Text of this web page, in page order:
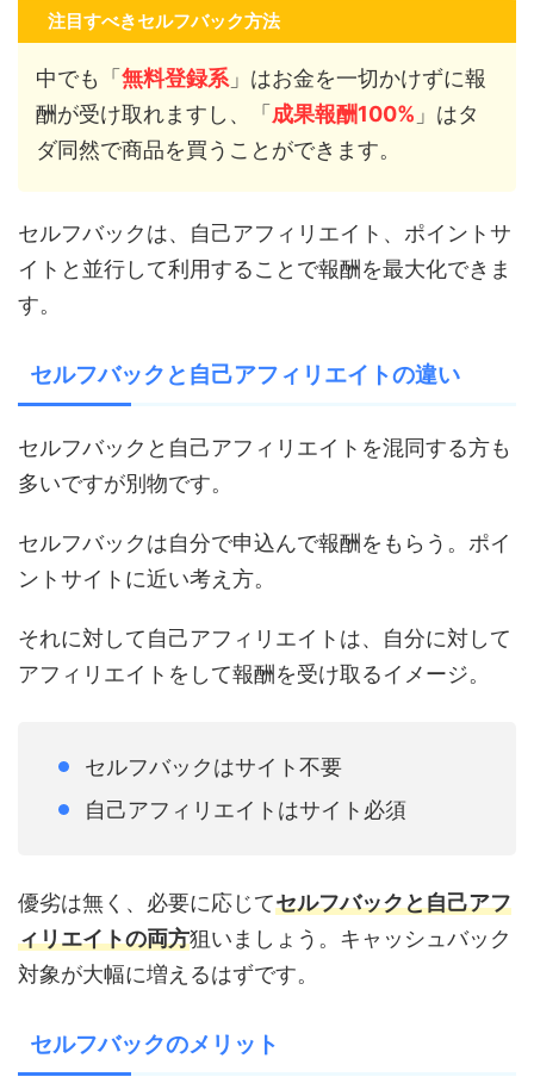
注目すべきセルフバック方法
中でも「無料登録系 」はお金を一切かけずに報
酬が受け取れますし、「成果報酬100% 」はタ
ダ同然で商品を買うことができます。
セルフバックは、自己アフィリエイト、ポイントサ
イトと並行して利用することで報酬を最大化できま
す。
セルフバックと自己アフィリエイトの違い
セルフバックと自己アフィリエイトを混同する方も
多いですが別物です。
セルフバックは自分で申込んで報酬をもらう。ポイ
ントサイトに近い考え方。
それに対して自己アフィリエイトは、自分に対して
アフィリエイトをして報酬を受け取るイメージ。
セルフバックはサイト不要
自己アフィリエイトはサイト必須
優劣は無く、必要に応じてセルフバックと自己アフ
ィリエイトの両方狙いましょう。キャッシュバック
対象が大幅に増えるはずです。
セルフバックのメリット